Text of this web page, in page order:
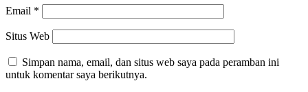
Email *
Situs Web
Simpan nama, email, dan situs web saya pada peramban ini
untuk komentar saya berikutnya.